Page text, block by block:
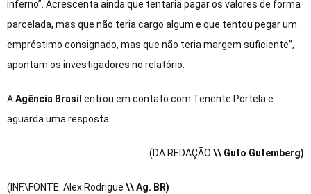
inferno”. Acrescenta ainda que tentaria pagar os valores de forma
parcelada, mas que não teria cargo algum e que tentou pegar um
empréstimo consignado, mas que não teria margem suficiente”,
apontam os investigadores no relatório.
AAgência Brasil entrou em contato com Tenente Portela e
aguarda uma resposta.
(DA REDAÇÃO \\ Guto Gutemberg)
(INF.\FONTE: Alex Rodrigue \\ Ag. BR)